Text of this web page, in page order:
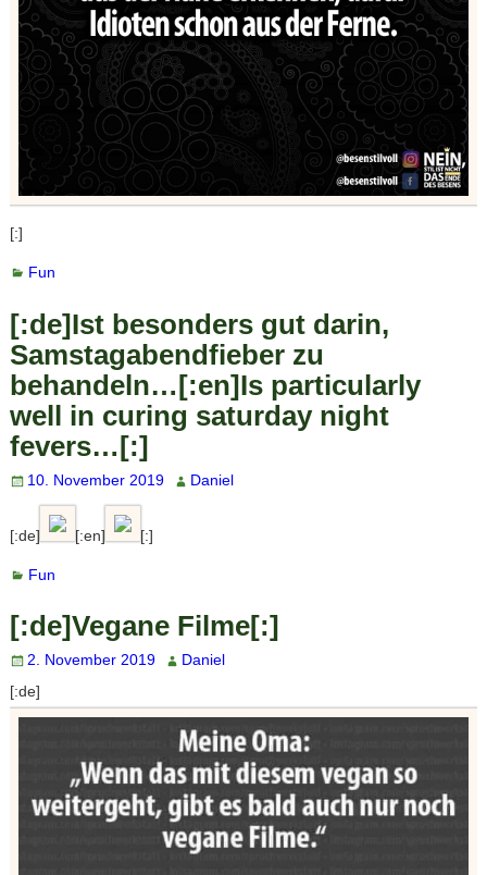
[:]
Fun
[:de]Ist besonders gut darin,
Samstagabendfieber zu
behandeln…[:en]Is particularly
well in curing saturday night
fevers…[:]
10. November 2019 Daniel
[:de] [:en] [:]
Fun
[:de]Vegane Filme[:]
2. November 2019
Daniel
[:de]